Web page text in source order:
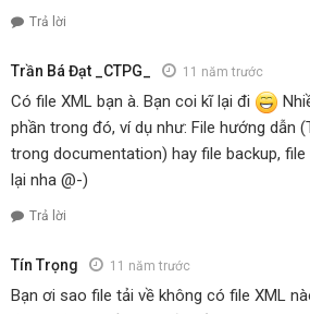
Trả lời
Trần Bá Đạt _CTPG_ 11 năm trước
Có file XML bạn à. Bạn coi kĩ lại đi
phần trong đó, ví dụ như: File hướng dẫn
trong documentation) hay file backup,
lại nha @-)
Trả lời
Tín Trọng 11 năm trước
Bạn ơi sao file tải về không có file XML